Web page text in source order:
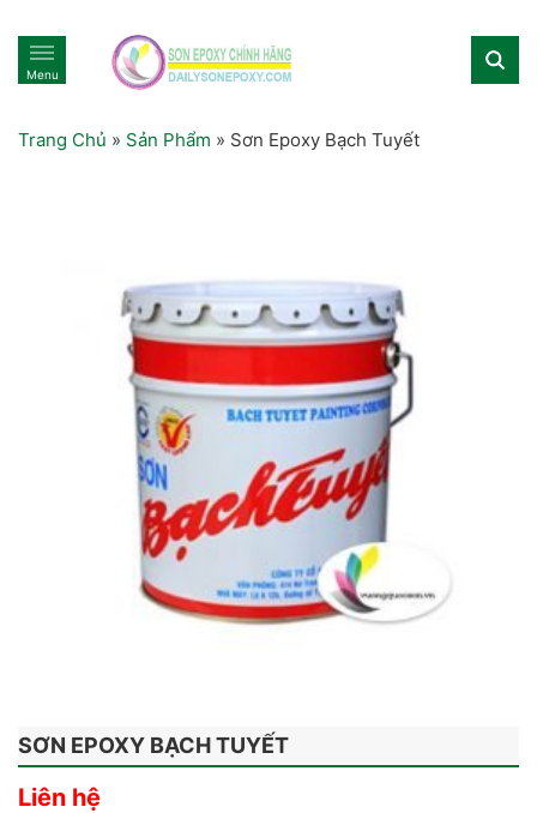
Menu
Trang Chủ » Sản Phẩm » Sơn Epoxy Bạch Tuyết
SƠN EPOXY BẠCH TUYẾT
Liên hệ